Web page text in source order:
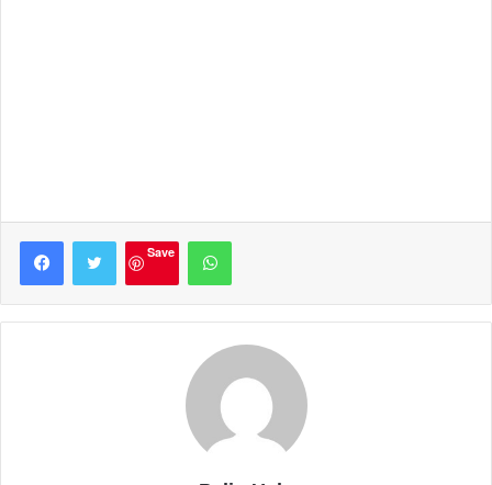
FacebookTwitter
Save
WhatsApp